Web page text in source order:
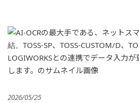
2026/05/25